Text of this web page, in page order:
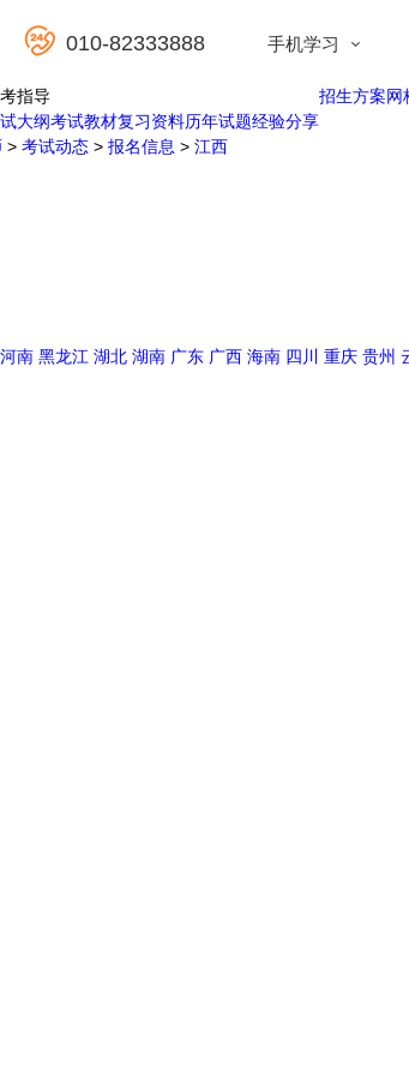
手机学习
010-82333888
指导
大纲考试教材复习资料历年试题经验分享
招生方案网
> 考试动态 > 报名信息 > 江西
河南 黑龙江 湖北 湖南 广东 广西 海南 四川 重庆 贵州